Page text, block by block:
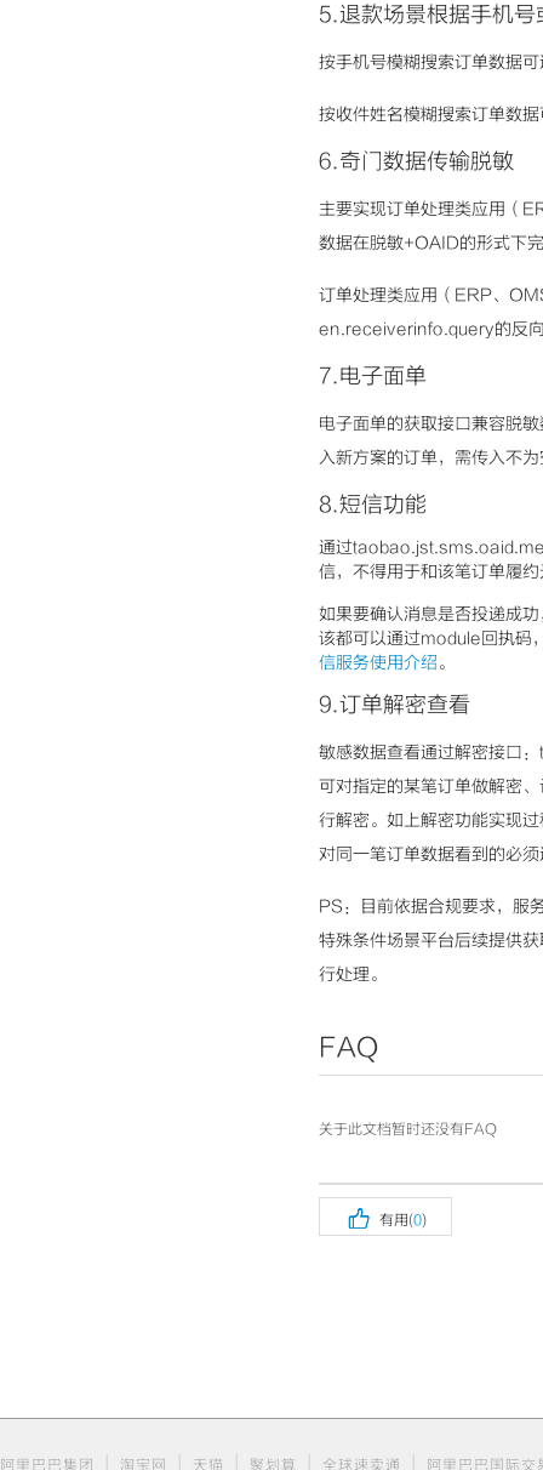
5.退款场景根据手机号
按手机号模糊搜索订单数据
按收件姓名模糊搜索订单数
6.奇门数据传输脱敏
主要实现订单处理类应用（
数据在脱敏+OAID的形式下
订单处理类应用（ERP、
en.receiverinfo.query的反
7.电子面单
电子面单的获取接口兼容脱
入新方案的订单，需传入不
8.短信功能
通过
信，不得用于和该笔订单履
如果要确认消息是否投递成
该都可以通过module回执码
信服务使用介绍。
9.订单解密查看
敏感数据查看通过解密接口
可对指定的某笔订单做解密
行解密。如上解密功能实现
对同一笔订单数据看到的必
PS：目前依据合规要求，服
特殊条件场景平台后续提供
行处理。
FAQ
关于此文档暂时还没有FAQ
 有用(0)
阿里巴巴集团 淘宝网 天猫 聚划算 全球速卖通 阿里巴巴国际交